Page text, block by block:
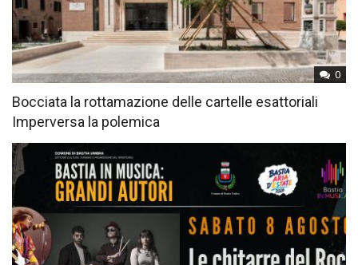
0
Bocciata la rottamazione delle cartelle esattoriali
Imperversa la polemica